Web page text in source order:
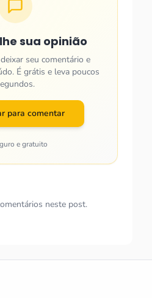
sua opinião
seu comentário e
É grátis e leva poucos
para comentar
e gratuito
neste post.